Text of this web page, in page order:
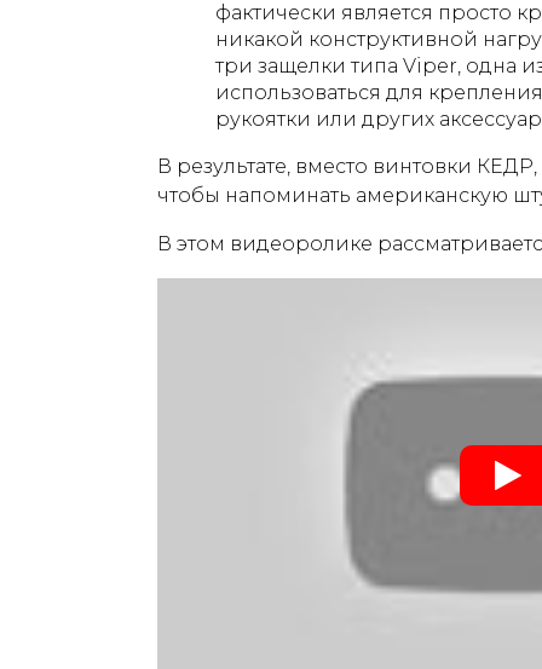
фактически является просто
никакой конструктивной
три защелки типа Viper, одна
использоваться для
рукоятки или других
В результате, вместо винтовки
чтобы напоминать американскую
В этом видеоролике